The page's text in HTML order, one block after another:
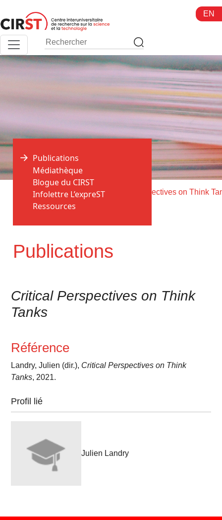
au
contenu
EN
Accueil > Publications > Critical Perspectives on Think
Publications
Publications
Médiathèque
Blogue du CIRST
Infolettre L’expreST
Ressources
Critical Perspectives on Think
Tanks
Référence
Landry, Julien (dir.), Critical Perspectives on Think
Tanks, 2021.
Profil lié
Julien Landry